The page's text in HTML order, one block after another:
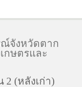
จังหวัดตาก
กษตรและ
(หลังเก่า)